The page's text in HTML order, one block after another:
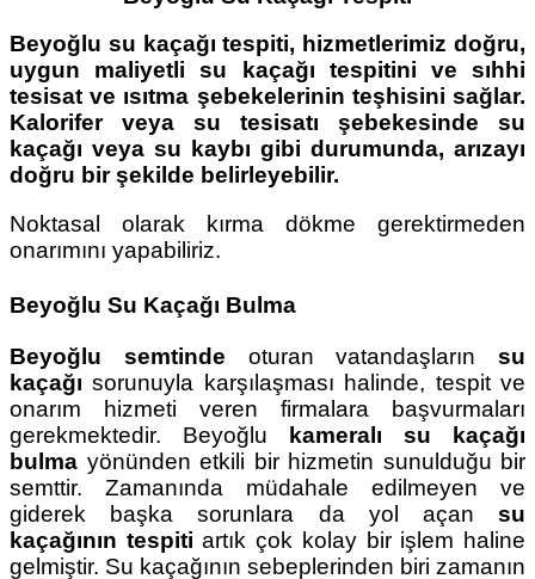
Beyoğlu su kaçağı tespiti, hizmetlerimiz doğru,
uygun maliyetlisu kaçağı tespitini vesıhhi
tesisat ve ısıtma şebekelerinin teşhisini sağlar.
Kalorifer veya su tesisatı şebekesinde su
kaçağı veya su kaybı gibi durumunda, arızayı
doğru bir şekilde belirleyebilir.
Noktasal olarak kırma dökme gerektirmeden
onarımını yapabiliriz.
Beyoğlu Su Kaçağı Bulma
Beyoğlu semtinde oturan vatandaşların su
kaçağı sorunuyla karşılaşması halinde, tespit ve
onarım hizmeti veren firmalara başvurmaları
gerekmektedir. Beyoğlu kameralı su kaçağı
bulma yönünden etkili bir hizmetin sunulduğu bir
semttir. Zamanında müdahale edilmeyen ve
giderek başka sorunlara da yol açan su
kaçağının tespiti artık çok kolay bir işlem haline
gelmiştir. Su kaçağının sebeplerinden biri zamanın